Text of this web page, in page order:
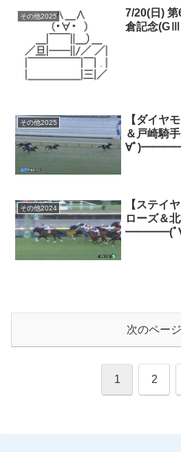
その他2025
7/20(日)
倉記念
その他2025
【ダイヤ
＆戸崎騎
∀ﾟ
その他2024
【ステイ
ローズ＆
━━━━(ﾟ
次のページ
1 2